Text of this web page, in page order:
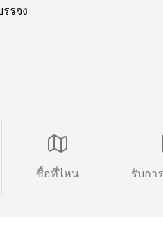
รจง
ซื้อที่ไหน รับกา